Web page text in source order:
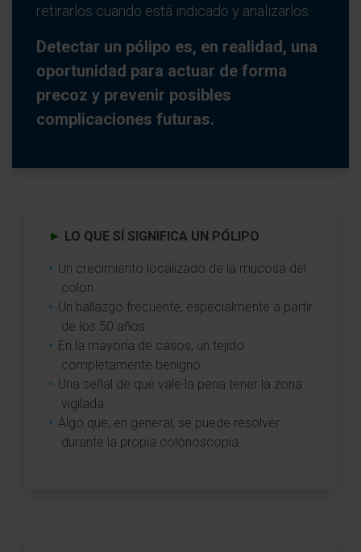
retirarlos cuando está indicado y analizarlos.
Detectar un pólipo es, en realidad, una
oportunidad para actuar de forma
precoz y prevenir posibles
complicaciones futuras.
► LO QUE SÍ SIGNIFICA UN PÓLIPO
Un crecimiento localizado de la mucosa del
colon.
Un hallazgo frecuente, especialmente a partir
de los 50 años.
En la mayoría de casos, un tejido
completamente benigno.
Una señal de que vale la pena tener la zona
vigilada.
Algo que, en general, se puede resolver
durante la propia colonoscopia.